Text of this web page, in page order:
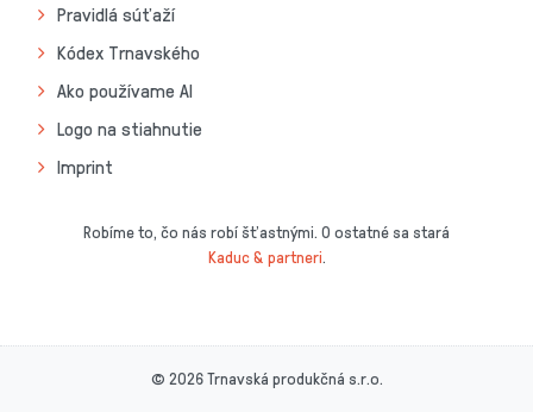
Pravidlá súťaží
Kódex Trnavského
Ako používame AI
Logo na stiahnutie
Imprint
Robíme to, čo nás robí šťastnými. O ostatné sa stará
Kaduc & partneri.
© 2026 Trnavská produkčná s.r.o.